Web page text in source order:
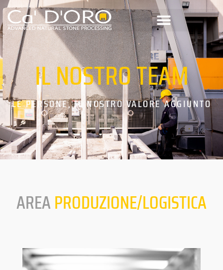
ILNOSTROTEAM
LE PERSONE, IL NOSTRO VALORE AGGIUNTO
AREAPRODUZIONE/LOGISTICA